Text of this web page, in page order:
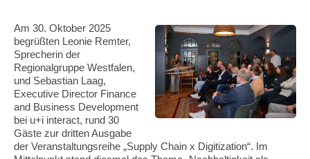
Am 30. Oktober 2025
begrüßten Leonie Remter,
Sprecherin der
Regionalgruppe Westfalen,
und Sebastian Laag,
Executive Director Finance
and Business Development
bei u+i interact, rund 30
Gäste zur dritten Ausgabe
der Veranstaltungsreihe „Supply Chain x Digitization“. Im